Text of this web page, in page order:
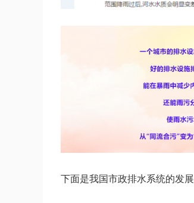
下面是我国市政排水系统的发展